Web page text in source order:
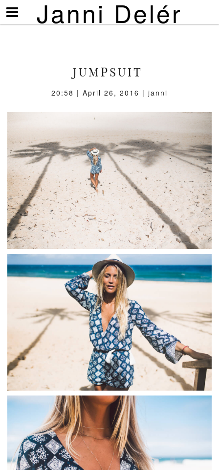
Janni Delér
Visa/göm
meny
JUMPSUIT
20:58 | April 26, 2016 | janni